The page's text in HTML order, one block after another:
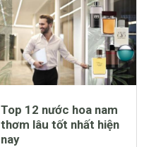
Top 12 nước hoa nam
thơm lâu tốt nhất hiện
nay